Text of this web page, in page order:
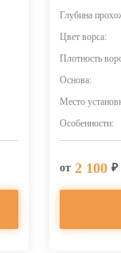
Глубина
Цвет ворса:
Плотность
Основа:
Место
Особенности:
от 2 100 ₽